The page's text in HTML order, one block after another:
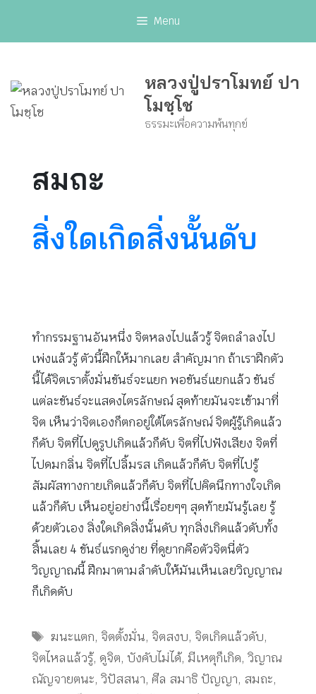
Menu
หลวงปู่ปราโมทย์ ปา
โมชฺโช
ธรรมะเพื่อความพ้นทุกข์
สมถะ
สิ่งใดเกิดสิ่งนั้นดับ
ทำกรรมฐานอันหนึ่ง จิตหลงไปแล้วรู้ จิตถลำลงไป
เพ่งแล้วรู้ ตัวนี้ฝึกให้มากเลย สำคัญมาก ถ้าเราฝึกตัว
นี้ได้จิตเราตั้งมั่นขันธ์จะแยก พอขันธ์แยกแล้ว ขันธ์
แต่ละขันธ์จะแสดงไตรลักษณ์ สุดท้ายมันจะเข้ามาที่
จิต เห็นว่าจิตเองก็ตกอยู่ใต้ไตรลักษณ์ จิตผู้รู้เกิดแล้ว
ก็ดับ จิตที่ไปดูรูปเกิดแล้วก็ดับ จิตที่ไปฟังเสียง จิตที่
ไปดมกลิ่น จิตที่ไปลิ้มรส เกิดแล้วก็ดับ จิตที่ไปรู้
สัมผัสทางกายเกิดแล้วก็ดับ จิตที่ไปคิดนึกทางใจเกิด
แล้วก็ดับ เห็นอยู่อย่างนี้เรื่อยๆๆ สุดท้ายมันรู้เลย รู้
ด้วยตัวเอง สิ่งใดเกิดสิ่งนั้นดับ ทุกสิ่งเกิดแล้วดับทั้ง
สิ้นเลย 4 ขันธ์แรกดูง่าย ที่ดูยากคือตัวจิตนี่ตัว
วิญญาณนี้ ฝึกมาตามลำดับให้มันเห็นเลยวิญญาณ
ก็เกิดดับ
Tags
ฆนะแตก, จิตตั้งมั่น, จิตสงบ, จิตเกิดแล้วดับ,
จิตไหลแล้วรู้, ดูจิต, บังคับไม่ได้, มีเหตุก็เกิด, วิญาณ
ณัญจายตนะ, วิปัสสนา, ศีล สมาธิ ปัญญา, สมถะ,